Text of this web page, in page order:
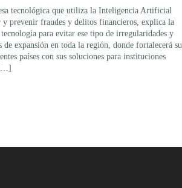
tecnológica que utiliza la Inteligencia Artificial
y prevenir fraudes y delitos financieros, explica la
para evitar ese tipo de irregularidades y
de expansión en toda la región, donde fortalecerá su
países con sus soluciones para instituciones